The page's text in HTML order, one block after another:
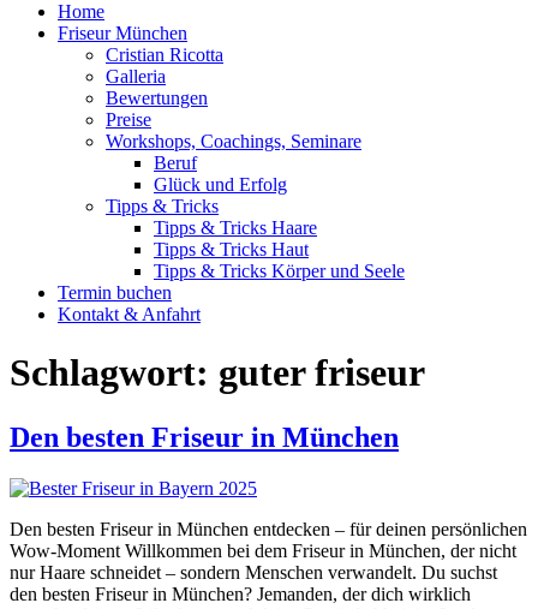
Home
Friseur München
Cristian Ricotta
Galleria
Bewertungen
Preise
Workshops, Coachings, Seminare
Beruf
Glück und Erfolg
Tipps & Tricks
Tipps & Tricks Haare
Tipps & Tricks Haut
Tipps & Tricks Körper und Seele
Termin buchen
Kontakt & Anfahrt
Schlagwort: guter friseur
Den besten Friseur in München
Den besten Friseur in München entdecken – für deinen persönlichen
Wow-Moment Willkommen bei dem Friseur in München, der nicht
nur Haare schneidet – sondern Menschen verwandelt. Du suchst
den besten Friseur in München? Jemanden, der dich wirklich